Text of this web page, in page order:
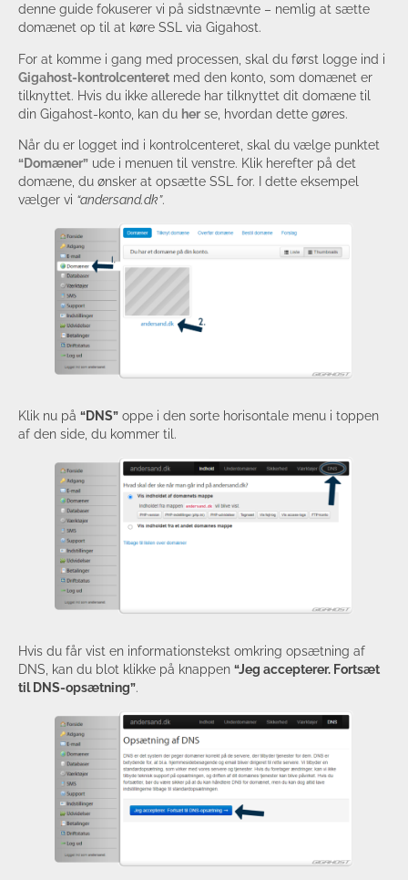
denne guide fokuserer vi på sidstnævnte – nemlig at sætte
domænet op til at køre SSL via Gigahost.
For at komme i gang med processen, skal du først logge ind i
Gigahost-kontrolcenteret med den konto, som domænet er
tilknyttet. Hvis du ikke allerede har tilknyttet dit domæne til
din Gigahost-konto, kan du herse, hvordan dette gøres.
Når du er logget ind i kontrolcenteret, skal du vælge punktet
“Domæner” ude i menuen til venstre. Klik herefter på det
domæne, du ønsker at opsætte SSL for. I dette eksempel
vælger vi “andersand.dk”.
Klik nu på “DNS” oppe i den sorte horisontale menu i toppen
af den side, du kommer til.
Hvis du får vist en informationstekst omkring opsætning af
DNS, kan du blot klikke på knappen “Jeg accepterer. Fortsæt
til DNS-opsætning”.